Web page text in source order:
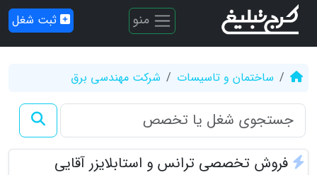
منو ثبت شغل
ساختمان و تاسیسات شرکت مهندسی برق
فروش تخصصی ترانس و استابلایزر آقایی